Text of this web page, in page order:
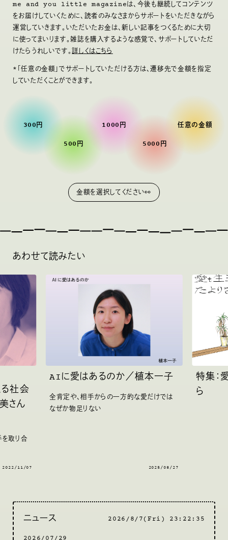
me and you little magazineは、今後も継続してコンテンツ
をお届けしていくために、読者のみなさまからサポートをいただきながら
運営していきます。いただいたお金は、新しい記事をつくるために大切
に使ってまいります。雑誌を購入するような感覚で、サポートしていただ
けたらうれしいです。詳しくはこちら
*「任意の金額」でサポートしていただける方は、遷移先で金額を指定
していただくことができます。
300円
500円
1000円
5000円
任意の金額
あわせて読みたい
AIに愛はあるのか／植本一子
全肯定や、相手からの一方的な愛だけでは
なぜか物足りない
2025/08/27
特集：
ら
る社会
さん
を取り合
2022/11/07
ニュース 2026/8/7(Fri) 23:22:36